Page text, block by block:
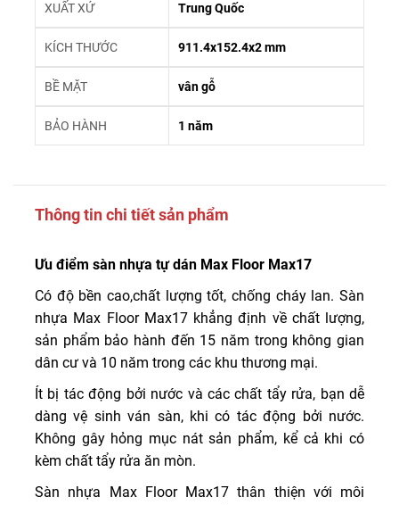
XUẤT XỨ Trung Quốc
KÍCH THƯỚC 911.4x152.4x2 mm
BỀ MẶT vân gỗ
BẢO HÀNH 1 năm
Thông tin chi tiết sản phẩm
Ưu điểm sàn nhựa tự dán Max Floor Max17
Có độ bền cao,chất lượng tốt, chống cháy lan. Sàn
nhựa Max Floor Max17 khẳng định về chất lượng,
sản phẩm bảo hành đến 15 năm trong không gian
dân cư và 10 năm trong các khu thương mại.
Ít bị tác động bởi nước và các chất tẩy rửa, bạn dễ
dàng vệ sinh ván sàn, khi có tác động bởi nước.
Không gây hỏng mục nát sản phẩm, kể cả khi có
kèm chất tẩy rửa ăn mòn.
Sàn nhựa Max Floor Max17 thân thiện với môi